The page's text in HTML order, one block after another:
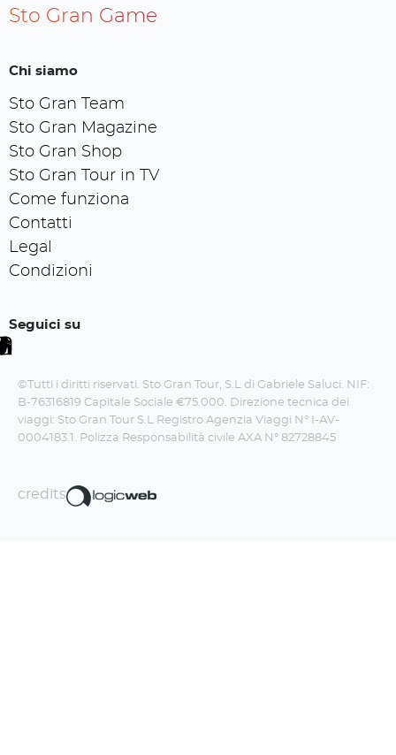
Sto Gran Game
Chi siamo
Sto Gran Team
Sto Gran Magazine
Sto Gran Shop
Sto Gran Tour in TV
Come funziona
Contatti
Legal
Condizioni
Seguici su
©Tutti i diritti riservati. Sto Gran Tour, S.L di Gabriele Saluci. NIF:
B-76316819 Capitale Sociale €75.000. Direzione tecnica dei
viaggi: Sto Gran Tour S.L Registro Agenzia Viaggi N° I-AV-
0004183.1. Polizza Responsabilità civile AXA N° 82728845
credits